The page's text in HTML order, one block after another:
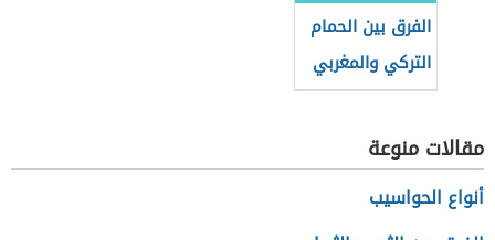
الفرق بين الحمام
التركي والمغربي
مقالات منوعة
أنواع الحواسيب